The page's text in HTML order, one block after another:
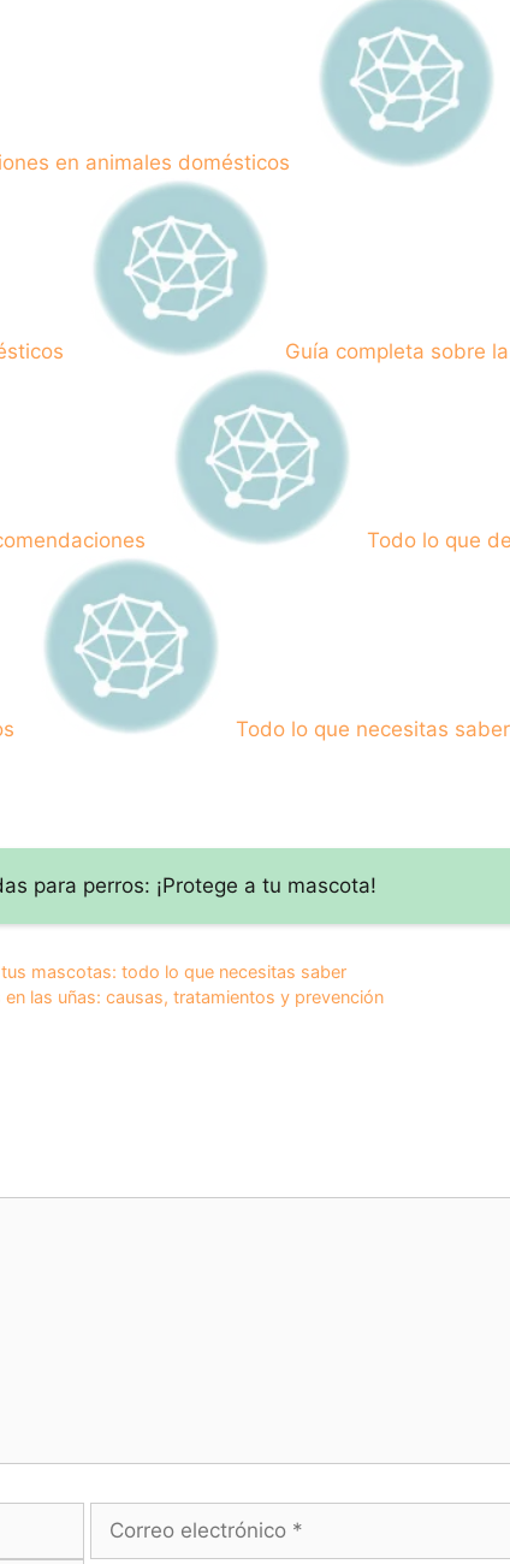
en animales domésticos
Guía completa sobre
Todo lo que
Todo lo que necesitas
para perros: ¡Protege a tu mascota!
mascotas: todo lo que necesitas saber
las uñas: causas, tratamientos y prevención